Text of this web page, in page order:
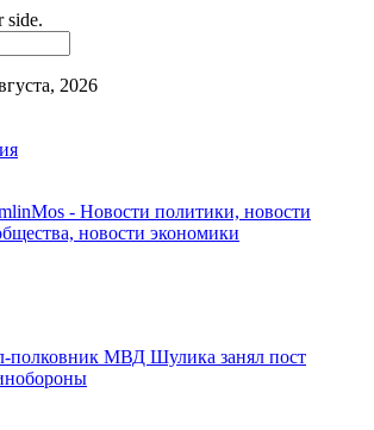
side.
2026
- Новости политики, новости
новости экономики
полковник МВД Шулика занял пост